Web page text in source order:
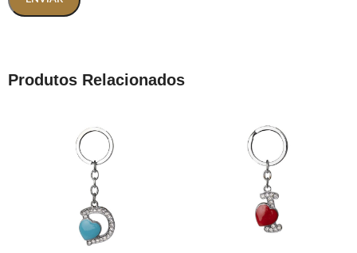
Produtos Relacionados